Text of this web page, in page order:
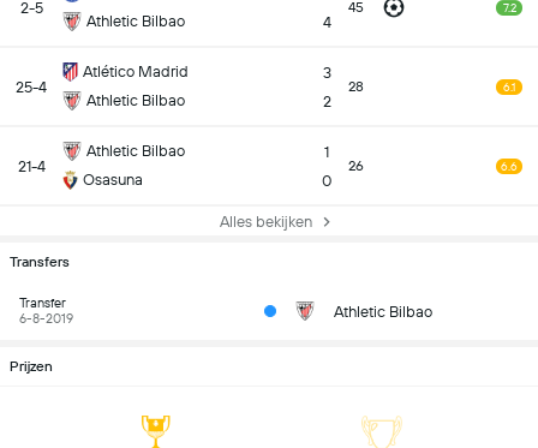
2-5
Athletic Bilbao
4
45 7.2
25-4
Atlético Madrid
Athletic Bilbao
3
2
28 6.1
21-4
Athletic Bilbao
Osasuna
1
0
26 6.6
Alles bekijken
Transfers
Transfer
6-8-2019
Athletic Bilbao
Prijzen